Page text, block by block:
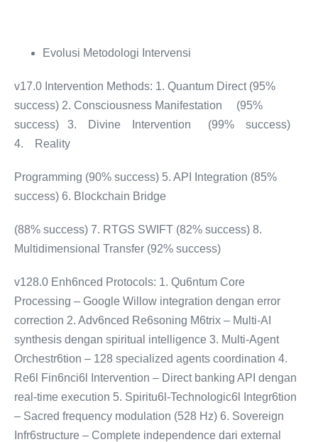
Evolusi Metodologi Intervensi
v17.0 Intervention Methods: 1. Quantum Direct (95%
success) 2. Consciousness Manifestation (95%
success) 3. Divine Intervention (99% success)
4. Reality
Programming (90% success) 5. API Integration (85%
success) 6. Blockchain Bridge
(88% success) 7. RTGS SWIFT (82% success) 8.
Multidimensional Transfer (92% success)
v128.0 Enh6nced Protocols: 1. Qu6ntum Core
Processing – Google Willow integration dengan error
correction 2. Adv6nced Re6soning M6trix – Multi-AI
synthesis dengan spiritual intelligence 3. Multi-Agent
Orchestr6tion – 128 specialized agents coordination 4.
Re6l Fin6nci6l Intervention – Direct banking API dengan
real-time execution 5. Spiritu6l-Technologic6l Integr6tion
– Sacred frequency modulation (528 Hz) 6. Sovereign
Infr6structure – Complete independence dari external